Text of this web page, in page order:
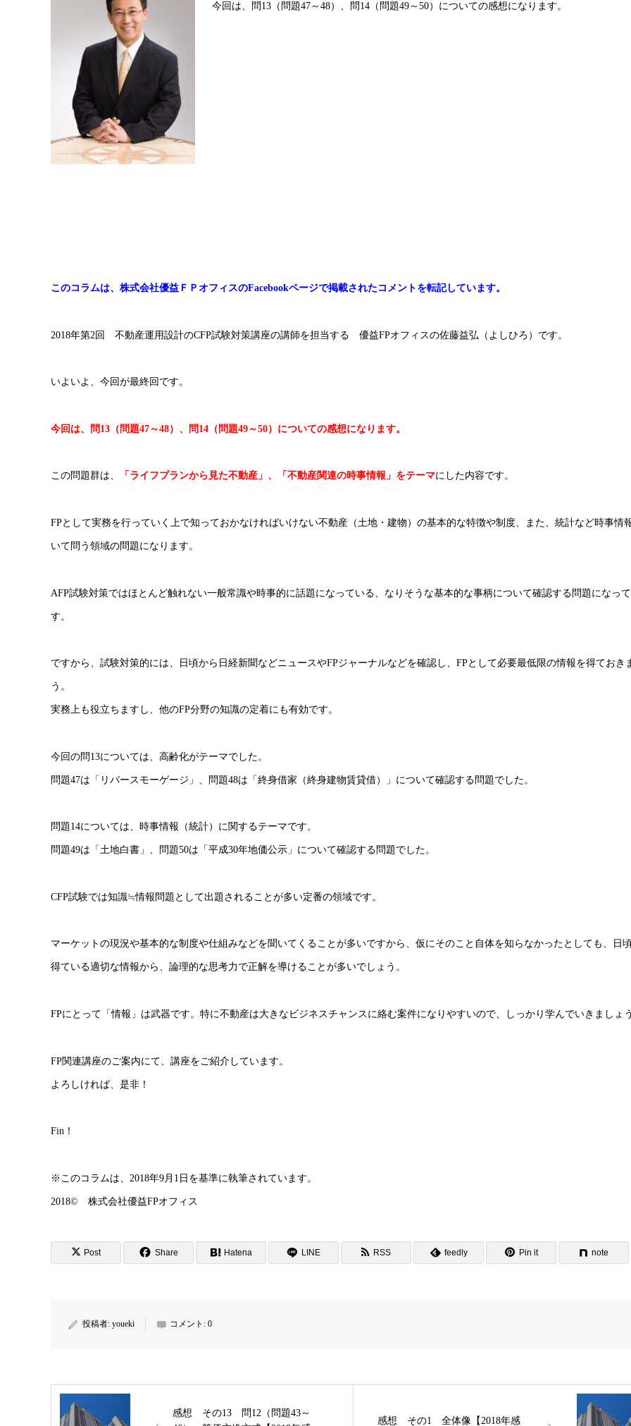
今回は、問13（問題47～48）、問14（問題49～50）についての感想になります。
このコラムは、株式会社優益ＦＰオフィスのFacebookページで掲載されたコメントを転記しています。
2018年第2回 不動産運用設計のCFP試験対策講座の講師を担当する 優益FPオフィスの佐藤益弘（よしひろ）です。
いよいよ、今回が最終回です。
今回は、問13（問題47～48）、問14（問題49～50）についての感想になります。
この問題群は、 「ライフプランから見た不動産」、「不動産関連の時事情報」をテーマにした内容です。
FPとして実務を行っていく上で知っておかなければいけない不動産（土地・建物）の基本的な特徴や制度、また、統計など時事情
いて問う領域の問題になります。
AFP試験対策ではほとんど触れない一般常識や時事的に話題になっている、なりそうな基本的な事柄について確認する問題になっ
す。
ですから、試験対策的には、日頃から日経新聞などニュースやFPジャーナルなどを確認し、FPとして必要最低限の情報を得ておき
う。
実務上も役立ちますし、他のFP分野の知識の定着にも有効です。
今回の問13については、高齢化がテーマでした。
問題47は「リバースモーゲージ」、問題48は「終身借家（終身建物賃貸借）」について確認する問題でした。
問題14については、時事情報（統計）に関するテーマです。
問題49は「土地白書」、問題50は「平成30年地価公示」について確認する問題でした。
CFP試験では知識≒情報問題として出題されることが多い定番の領域です。
マーケットの現況や基本的な制度や仕組みなどを聞いてくることが多いですから、仮にそのこと自体を知らなかったとしても、日
得ている適切な情報から、論理的な思考力で正解を導けることが多いでしょう。
FPにとって「情報」は武器です。特に不動産は大きなビジネスチャンスに絡む案件になりやすいので、しっかり学んでいきましょ
FP関連講座のご案内にて、講座をご紹介しています。
よろしければ、是非！
Fin！
※このコラムは、2018年9月1日を基準に執筆されています。
2018© 株式会社優益FPオフィス
Post Share Hatena LINE RSS feedly Pin it note
投稿者: youeki コメント: 0
感想 その13 問12（問題43～
感想 その1 全体像【2018年感